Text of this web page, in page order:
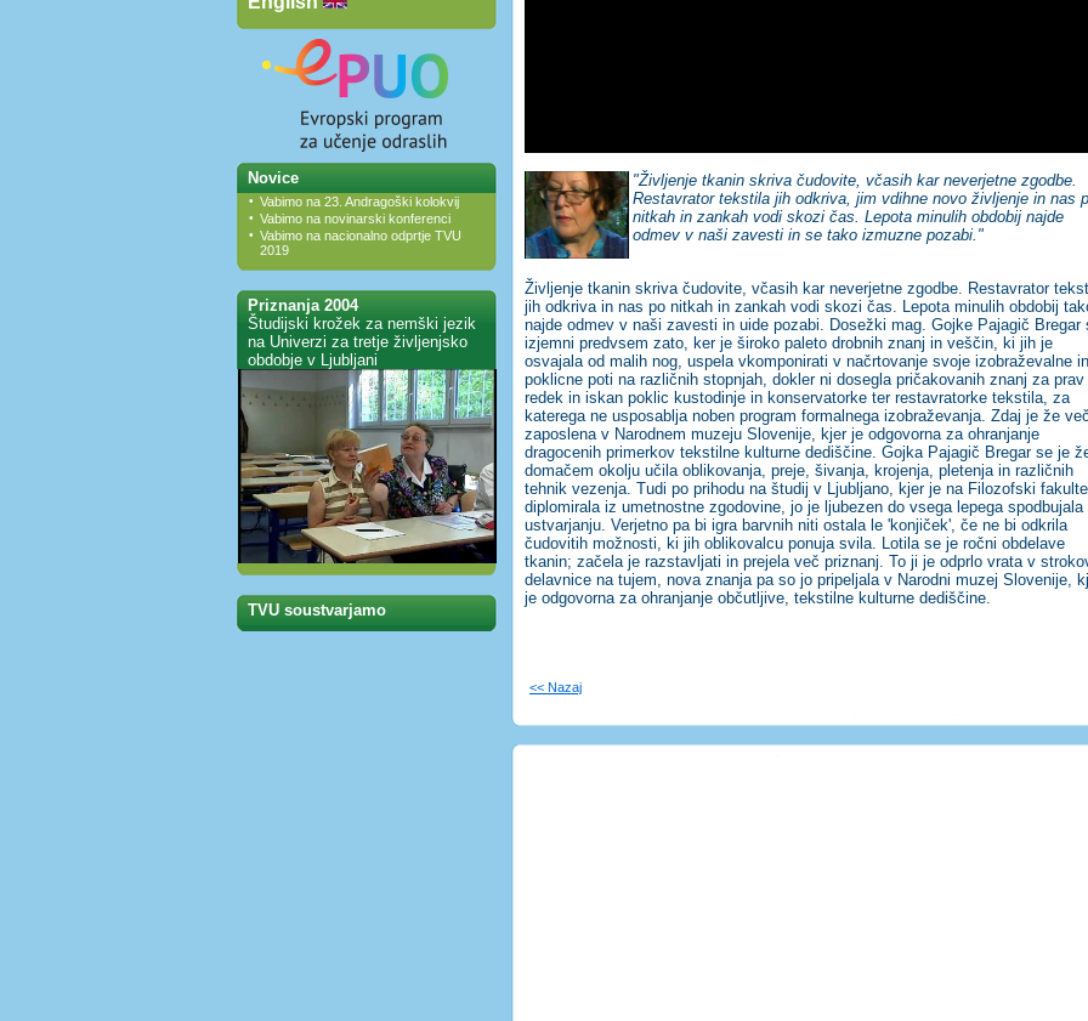
Novice
• Vabimo na 23. Andragoški kolokvij
• Vabimo na novinarski konferenci
• Vabimo na nacionalno odprtje TVU
2019
Priznanja 2004
Študijski krožek za nemški jezik
na Univerzi za tretje življenjsko
obdobje v Ljubljani
TVU soustvarjamo
"Življenje tkanin skriva čudovite, včasih kar neverjetne zgodbe.
Restavrator tekstila jih odkriva, jim vdihne novo življenje in nas
nitkah in zankah vodi skozi čas. Lepota minulih obdobij najde
odmev v naši zavesti in se tako izmuzne pozabi."
Življenje tkanin skriva čudovite, včasih kar neverjetne zgodbe. Restavrator
jih odkriva in nas po nitkah in zankah vodi skozi čas. Lepota minulih obdobij
najde odmev v naši zavesti in uide pozabi. Dosežki mag. Gojke Pajagič Bregar
izjemni predvsem zato, ker je široko paleto drobnih znanj in veščin, ki jih je
osvajala od malih nog, uspela vkomponirati v načrtovanje svoje izobraževalne in
poklicne poti na različnih stopnjah, dokler ni dosegla pričakovanih znanj za prav
redek in iskan poklic kustodinje in konservatorke ter restavratorke tekstila, za
katerega ne usposablja noben program formalnega izobraževanja. Zdaj je že
zaposlena v Narodnem muzeju Slovenije, kjer je odgovorna za ohranjanje
dragocenih primerkov tekstilne kulturne dediščine. Gojka Pajagič Bregar se je
domačem okolju učila oblikovanja, preje, šivanja, krojenja, pletenja in različnih
tehnik vezenja. Tudi po prihodu na študij v Ljubljano, kjer je na Filozofski
diplomirala iz umetnostne zgodovine, jo je ljubezen do vsega lepega spodbujala
ustvarjanju. Verjetno pa bi igra barvnih niti ostala le 'konjiček', če ne bi odkrila
čudovitih možnosti, ki jih oblikovalcu ponuja svila. Lotila se je ročni obdelave
tkanin; začela je razstavljati in prejela več priznanj. To ji je odprlo vrata v
delavnice na tujem, nova znanja pa so jo pripeljala v Narodni muzej Slovenije,
je odgovorna za ohranjanje občutljive, tekstilne kulturne dediščine.
<< Nazaj